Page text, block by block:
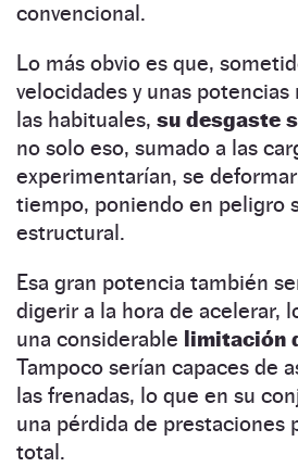
convencional.
Lo más obvio es que,
velocidades y unas potencias
las habituales, su desgaste
no solo eso, sumado a las
experimentarían, se
tiempo, poniendo en peligro
estructural.
Esa gran potencia también
digerir a la hora de acelerar,
una considerable limitación
Tampoco serían capaces de
las frenadas, lo que en su
una pérdida de prestaciones
total.